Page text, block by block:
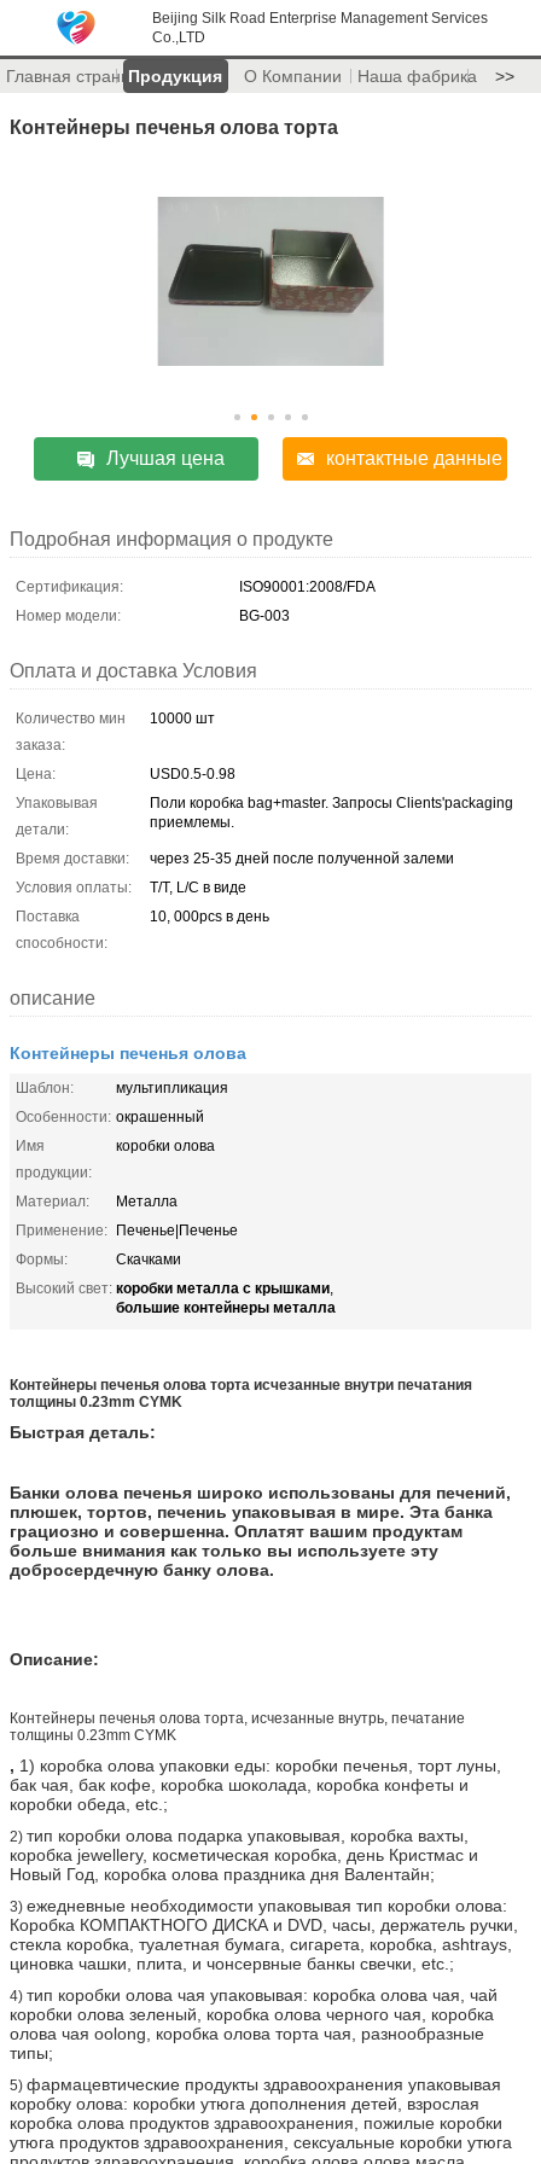
Beijing Silk Road Enterprise Management Services
Co.,LTD
Главная страницаПродукция О Компании Наша фабрика >>
Контейнеры печенья олова торта
Лучшая цена контактные данные
Подробная информация о продукте
Сертификация:
ISO90001:2008/FDA
Номер модели:
BG-003
Оплата и доставка Условия
Количество мин
заказа:
10000 шт
Цена:
USD0.5-0.98
Упаковывая
детали:
Поли коробка bag+master. Запросы Clients'packaging
приемлемы.
Время доставки:
через 25-35 дней после полученной залеми
Условия оплаты:
T/T, L/C в виде
Поставка
способности:
10, 000pcs в день
описание
Контейнеры печенья олова
Шаблон:
мультипликация
Особенности: окрашенный
Имя
продукции:
коробки олова
Материал:
Металла
Применение: Печенье|Печенье
Формы:
Скачками
Высокий свет: коробки металла с крышками,
большие контейнеры металла
Контейнеры печенья олова торта исчезанные внутри печатания
толщины 0.23mm CYMK
Быстрая деталь:
Банки олова печенья широко использованы для печений,
плюшек, тортов, печениь упаковывая в мире. Эта банка
грациозно и совершенна. Оплатят вашим продуктам
больше внимания как только вы используете эту
добросердечную банку олова.
Описание:
Контейнеры печенья олова торта, исчезанные внутрь, печатание
толщины 0.23mm CYMK
, 1) коробка олова упаковки еды: коробки печенья, торт луны,
бак чая, бак кофе, коробка шоколада, коробка конфеты и
коробки обеда, etc.;
2) тип коробки олова подарка упаковывая, коробка вахты,
коробка jewellery, косметическая коробка, день Кристмас и
Новый Год, коробка олова праздника дня Валентайн;
3) ежедневные необходимости упаковывая тип коробки олова:
Коробка КОМПАКТНОГО ДИСКА и DVD, часы, держатель ручки,
стекла коробка, туалетная бумага, сигарета, коробка, ashtrays,
циновка чашки, плита, и чонсервные банкы свечки, etc.;
4) тип коробки олова чая упаковывая: коробка олова чая, чай
коробки олова зеленый, коробка олова черного чая, коробка
олова чая oolong, коробка олова торта чая, разнообразные
типы;
5) фармацевтические продукты здравоохранения упаковывая
коробку олова: коробки утюга дополнения детей, взрослая
коробка олова продуктов здравоохранения, пожилые коробки
утюга продуктов здравоохранения, сексуальные коробки утюга